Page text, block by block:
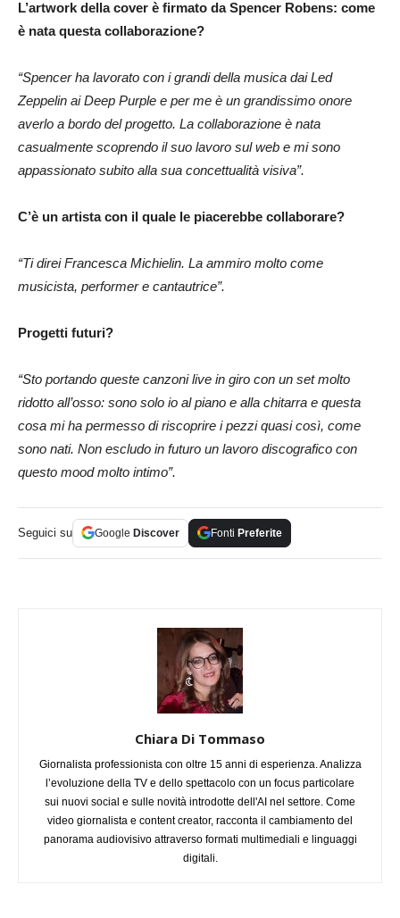
L’artwork della cover è firmato da Spencer Robens: come
è nata questa collaborazione?
“Spencer ha lavorato con i grandi della musica dai Led
Zeppelin ai Deep Purple e per me è un grandissimo onore
averlo a bordo del progetto. La collaborazione è nata
casualmente scoprendo il suo lavoro sul web e mi sono
appassionato subito alla sua concettualità visiva”.
C’è un artista con il quale le piacerebbe collaborare?
“Ti direi Francesca Michielin. La ammiro molto come
musicista, performer e cantautrice”.
Progetti futuri?
“Sto portando queste canzoni live in giro con un set molto
ridotto all’osso: sono solo io al piano e alla chitarra e questa
cosa mi ha permesso di riscoprire i pezzi quasi così, come
sono nati. Non escludo in futuro un lavoro discografico con
questo mood molto intimo”.
Seguici su Google Discover Fonti Preferite
Chiara Di Tommaso
Giornalista professionista con oltre 15 anni di esperienza. Analizza
l’evoluzione della TV e dello spettacolo con un focus particolare
sui nuovi social e sulle novità introdotte dell'AI nel settore. Come
video giornalista e content creator, racconta il cambiamento del
panorama audiovisivo attraverso formati multimediali e linguaggi
digitali.